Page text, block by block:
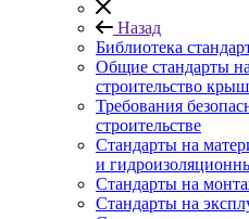
Назад
Библиотека
Общие стандарты
строительство крыш
Требования
строительстве
Стандарты на
и
Стандарты на
Стандарты на